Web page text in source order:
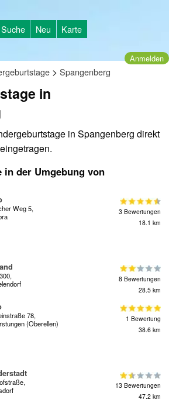
Suche Neu Karte
Anmelden
> Spangenberg
in
in Spangenberg direkt
der Umgebung von
Weg 5,
3 Bewertungen
18.1 km
8 Bewertungen
28.5 km
78,
(Oberellen)
1 Bewertung
38.6 km
13 Bewertungen
47.2 km